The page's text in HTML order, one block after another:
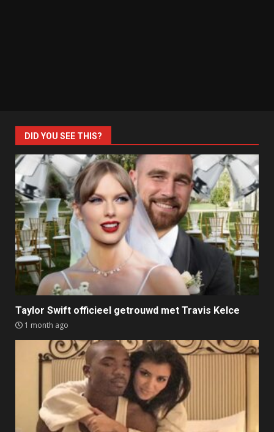
DID YOU SEE THIS?
Taylor Swift officieel getrouwd met Travis Kelce
1 month ago